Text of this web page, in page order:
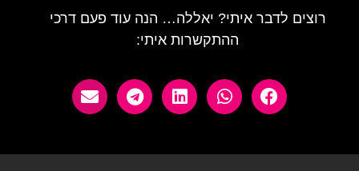
רוצים לדבר איתי? יאללה… הנה עוד פעם דרכי
ההתקשרות איתי: